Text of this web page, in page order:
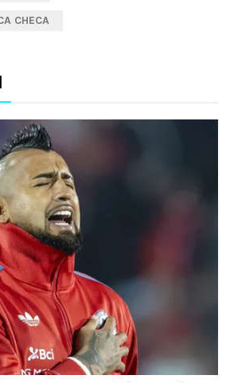
CHECA